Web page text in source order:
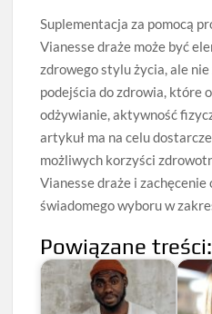
Suplementacja za pomocą
Vianesse draże może być
zdrowego stylu życia, ale
podejścia do zdrowia, które
odżywianie, aktywność
artykuł ma na celu
możliwych korzyści
Vianesse draże i
świadomego wyboru w
Powiązane treści: